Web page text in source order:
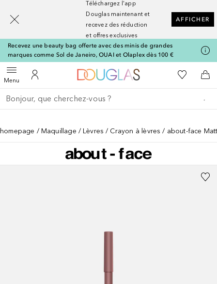
Téléchargez l'app
Douglas maintenant et
recevez des réduction
et offres exclusives
AFFICHER
Recevez une beauty bag offerte avec des minis de grandes
marques comme Sol de Janeiro, OUAI et Olaplex dès 100 €
MenuOuvrir le menuVers Mon Compte
Vers l'accueil Nocibé
Vers Ma
Retourner
Effectuer la recherche
homepage Maquillage Lèvres Crayon à lèvres about-face
[navigation.slideout.screenreader]